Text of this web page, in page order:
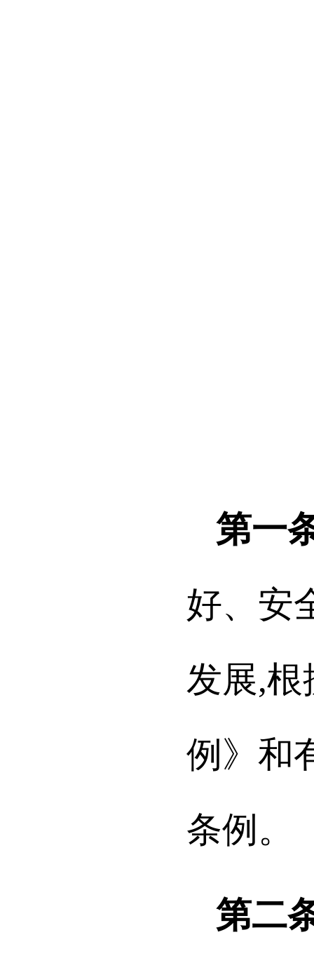
第一
好、安
发展,
例》和
条例。
第二